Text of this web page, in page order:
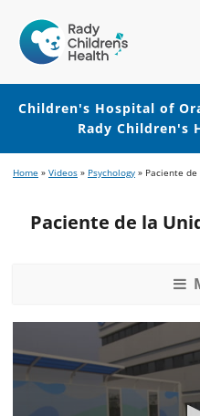
Hospital
of
Orange
County
Children's Hospital of
Rady Children's
to
content
to
Home » Videos » Psychology » Paciente
Paciente de la